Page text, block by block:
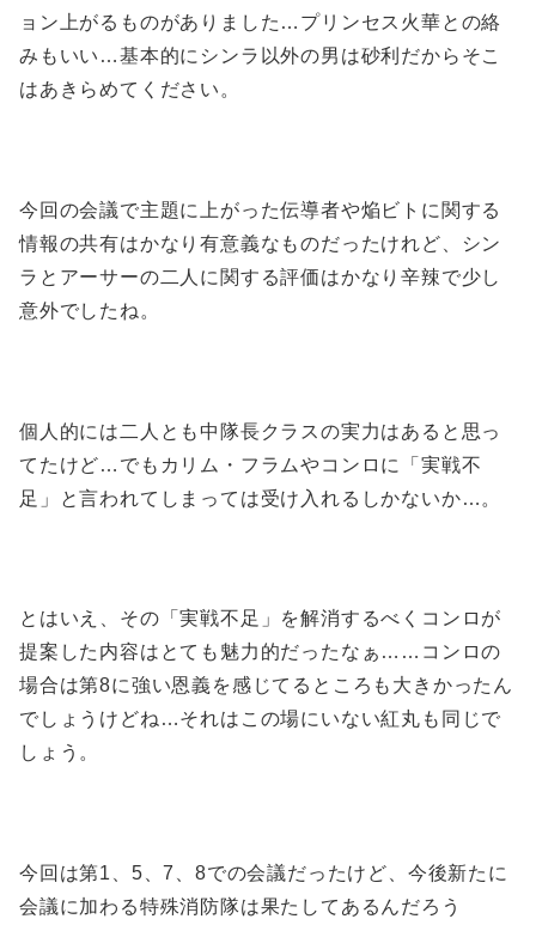
ョン上がるものがありました…プリンセス火華との絡
みもいい…基本的にシンラ以外の男は砂利だからそこ
はあきらめてください。
今回の会議で主題に上がった伝導者や焔ビトに関する
情報の共有はかなり有意義なものだったけれど、シン
ラとアーサーの二人に関する評価はかなり辛辣で少し
意外でしたね。
個人的には二人とも中隊長クラスの実力はあると思っ
てたけど…でもカリム・フラムやコンロに「実戦不
足」と言われてしまっては受け入れるしかないか…。
とはいえ、その「実戦不足」を解消するべくコンロが
提案した内容はとても魅力的だったなぁ……コンロの
場合は第8に強い恩義を感じてるところも大きかったん
でしょうけどね…それはこの場にいない紅丸も同じで
しょう。
今回は第1、5、7、8での会議だったけど、今後新たに
会議に加わる特殊消防隊は果たしてあるんだろう